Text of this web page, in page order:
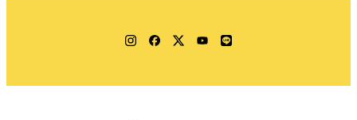
Instagram
Facebook
TwitterYouTube
LINE